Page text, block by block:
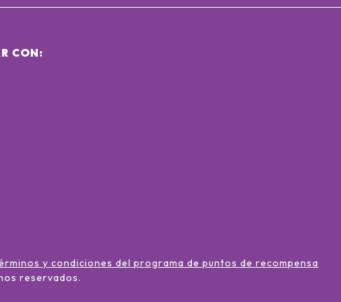
CON:
y condiciones del programa de puntos de recompensa
reservados.